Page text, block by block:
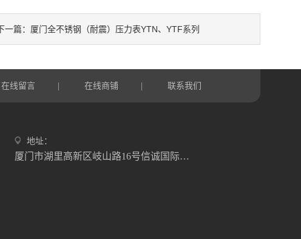
下一篇： 厦门全不锈钢（耐震）压力表YTN、YTF系列
在线留言 在线商铺 联系我们
地址：
厦门市湖里高新区岐山路16号信诚国际大厦1号楼822室